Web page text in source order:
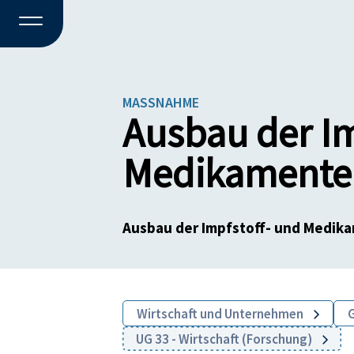
MASSNAHME
Ausbau der
Ausbau der Impfstoff- und
Wirtschaft und Unternehmen
UG 33 - Wirtschaft (Forschung)